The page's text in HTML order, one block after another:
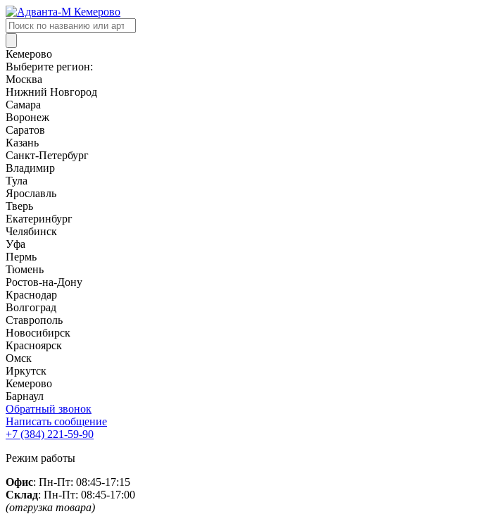
Поиск
товаров
Кемерово
Выберите регион:
Москва
Нижний Новгород
Самара
Воронеж
Саратов
Казань
Санкт-Петербург
Владимир
Тула
Ярославль
Тверь
Екатеринбург
Челябинск
Уфа
Пермь
Тюмень
Ростов-на-Дону
Краснодар
Волгоград
Ставрополь
Новосибирск
Красноярск
Омск
Иркутск
Кемерово
Барнаул
Обратный звонок
Написать сообщение
+7 (384) 221-59-90
Режим работы
Офис: Пн-Пт: 08:45-17:15
Склад: Пн-Пт: 08:45-17:00
(отгрузка товара)